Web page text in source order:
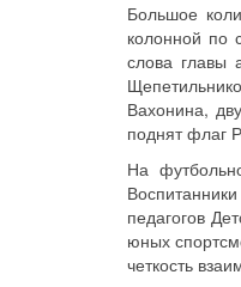
Большое
колонной по
слова главы
Вахонина,
поднят флаг
На
педагогов
юных
четкость